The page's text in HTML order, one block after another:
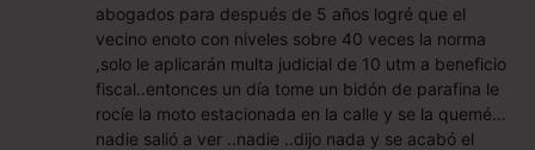
abogados para después de 5 años logré que el
vecino enoto con niveles sobre 40 veces la norma
,solo le aplicarán multa judicial de 10 utm a beneficio
fiscal..entonces un día tome un bidón de parafina le
rocíe la moto estacionada en la calle y se la quemé…
nadie salió a ver ..nadie ..dijo nada y se acabó el